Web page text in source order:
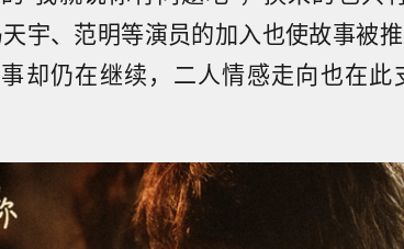
宇、范明等演员的加入也使故事被
却仍在继续，二人情感走向也在此